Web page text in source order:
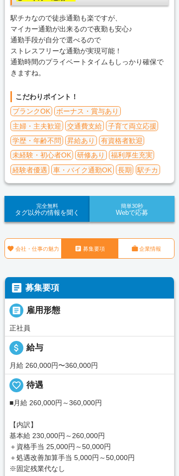
駅チカなので徒歩通勤も楽ですが、
マイカー通勤が出来るので夜勤も安心♪
通勤手段が自分で選べるので
ストレスフリーな通勤が実現可能！
通勤時間のプライベートタイムもしっかり確保で
きますね。
こだわりポイント！
ブランクOK
ボーナス・賞与あり
主婦・主夫歓迎
交通費支給
子育て両立応援
学歴・年齢不問
昇給あり
有資格者歓迎
未経験・初心者OK
研修あり
福利厚生充実
経験者優遇
車・バイク通勤OK 長期 駅チカ
完全無料
タグ以外の情報を聞く
簡単30秒
Webで応募
 会社・仕事の魅力  募集要項 企業情報
 募集要項
 雇用形態
正社員
attach_money 給与
月給 260,000円〜360,000円
favorite_border 待遇
■月給 260,000円～360,000円
【内訳】
基本給 230,000円～260,000円
＋資格手当 25,000円～50,000円
＋処遇改善加算手当 5,000円～50,000円
※固定残業代なし